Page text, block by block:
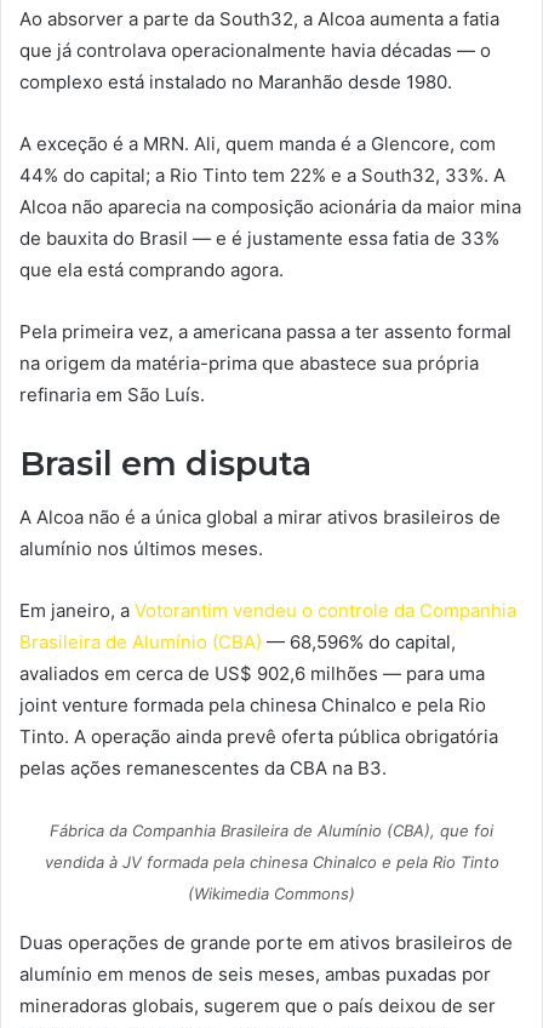
Ao absorver a parte da South32, a Alcoa aumenta a fatia
que já controlava operacionalmente havia décadas — o
complexo está instalado no Maranhão desde 1980.
A exceção é a MRN. Ali, quem manda é a Glencore, com
44% do capital; a Rio Tinto tem 22% e a South32, 33%. A
Alcoa não aparecia na composição acionária da maior mina
de bauxita do Brasil — e é justamente essa fatia de 33%
que ela está comprando agora.
Pela primeira vez, a americana passa a ter assento formal
na origem da matéria-prima que abastece sua própria
refinaria em São Luís.
Brasil em disputa
A Alcoa não é a única global a mirar ativos brasileiros de
alumínio nos últimos meses.
Em janeiro, a Votorantim vendeu o controle da Companhia
Brasileira de Alumínio (CBA) — 68,596% do capital,
avaliados em cerca de US$ 902,6 milhões — para uma
joint venture formada pela chinesa Chinalco e pela Rio
Tinto. A operação ainda prevê oferta pública obrigatória
pelas ações remanescentes da CBA na B3.
Fábrica da Companhia Brasileira de Alumínio (CBA), que foi
vendida à JV formada pela chinesa Chinalco e pela Rio Tinto
(Wikimedia Commons)
Duas operações de grande porte em ativos brasileiros de
alumínio em menos de seis meses, ambas puxadas por
mineradoras globais, sugerem que o país deixou de ser